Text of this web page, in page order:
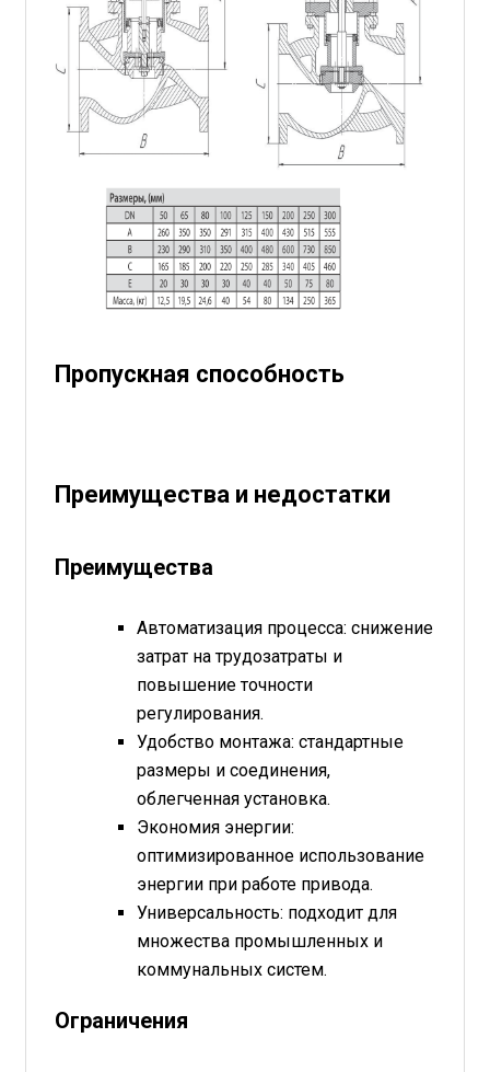
Пропускная способность
Преимущества и недостатки
Преимущества
Автоматизация процесса: снижение
затрат на трудозатраты и
повышение точности
регулирования.
Удобство монтажа: стандартные
размеры и соединения,
облегченная установка.
Экономия энергии:
оптимизированное использование
энергии при работе привода.
Универсальность: подходит для
множества промышленных и
коммунальных систем.
Ограничения